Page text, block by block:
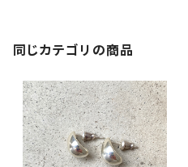
同じカテゴリの商品